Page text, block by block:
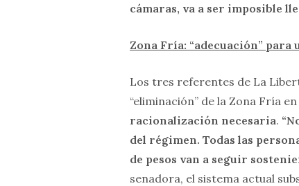
cámaras, va a ser imposible
Zona Fría: “adecuación”
Los tres referentes de La
“eliminación” de la Zona Fría
racionalización necesaria.
del régimen. Todas las
de pesos van a seguir
senadora, el sistema actual